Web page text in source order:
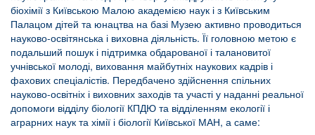
біохімії з Київською Малою академією наук і з Київським
Палацом дітей та юнацтва на базі Музею активно проводиться
науково-освітянська і виховна діяльність. Її головною метою є
подальший пошук і підтримка обдарованої і талановитої
учнівської молоді, виховання майбутніх наукових кадрів і
фахових спеціалістів. Передбачено здійснення спільних
науково-освітніх і виховних заходів та участі у наданні реальної
допомоги відділу біології КПДЮ та відділенням екології і
аграрних наук та хімії і біології Київської МАН, а саме: